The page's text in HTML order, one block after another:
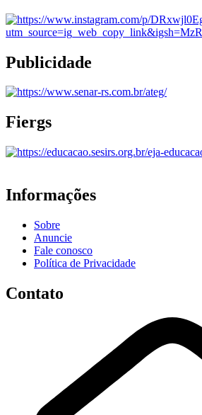
Publicidade
Fiergs
Informações
Sobre
Anuncie
Fale conosco
Política de Privacidade
Contato